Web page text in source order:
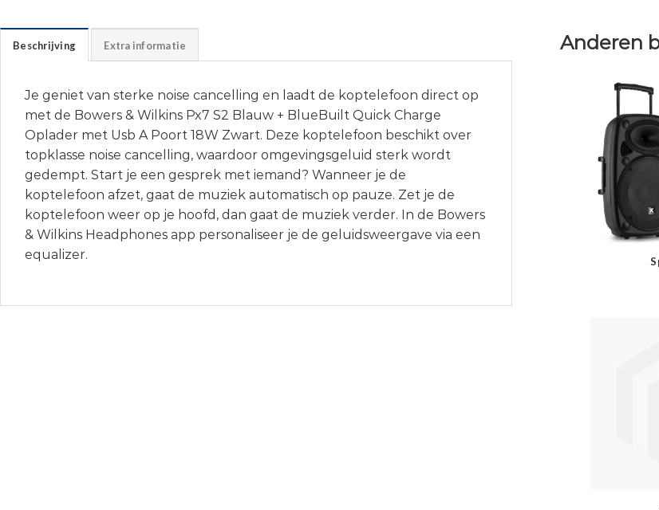
Beschrijving Extra informatie
Je geniet van sterke noise cancelling en laadt de koptelefoon direct op
met de Bowers & Wilkins Px7 S2 Blauw + BlueBuilt Quick Charge
Oplader met Usb A Poort 18W Zwart. Deze koptelefoon beschikt over
topklasse noise cancelling, waardoor omgevingsgeluid sterk wordt
gedempt. Start je een gesprek met iemand? Wanneer je de
koptelefoon afzet, gaat de muziek automatisch op pauze. Zet je de
koptelefoon weer op je hoofd, dan gaat de muziek verder. In de Bowers
& Wilkins Headphones app personaliseer je de geluidsweergave via een
equalizer.
Anderen